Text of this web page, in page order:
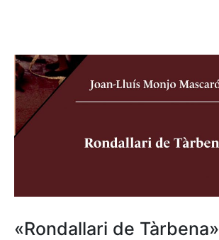
«Rondallari de Tàrbena»